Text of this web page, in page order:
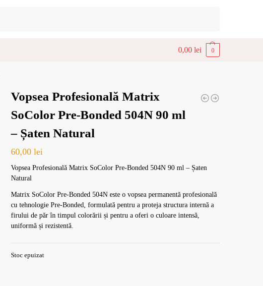
0,00 lei 0
Vopsea Profesională Matrix
SoColor Pre-Bonded 504N 90 ml
– Șaten Natural
60,00 lei
Vopsea Profesională Matrix SoColor Pre-Bonded 504N 90 ml – Șaten
Natural
Matrix SoColor Pre-Bonded 504N este o vopsea permanentă profesională
cu tehnologie Pre-Bonded, formulată pentru a proteja structura internă a
firului de păr în timpul colorării și pentru a oferi o culoare intensă,
uniformă și rezistentă.
Stoc epuizat